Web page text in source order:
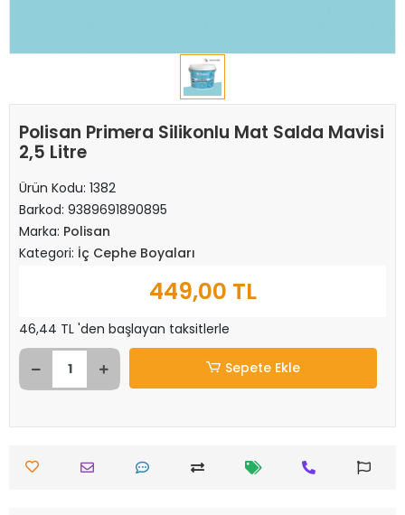
Polisan Primera Silikonlu Mat Salda Mavisi
2,5 Litre
Ürün Kodu: 1382
Barkod: 9389691890895
Marka: Polisan
Kategori: İç Cephe Boyaları
449,00 TL
46,44 TL 'den başlayan taksitlerle
Sepete Ekle